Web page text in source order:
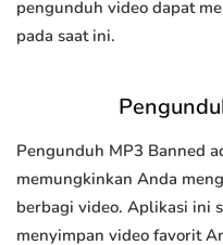
pengunduh video dapat
pada saat ini.
Pengunduh MP3 Banned
memungkinkan Anda
berbagi video. Aplikasi ini
menyimpan video favorit